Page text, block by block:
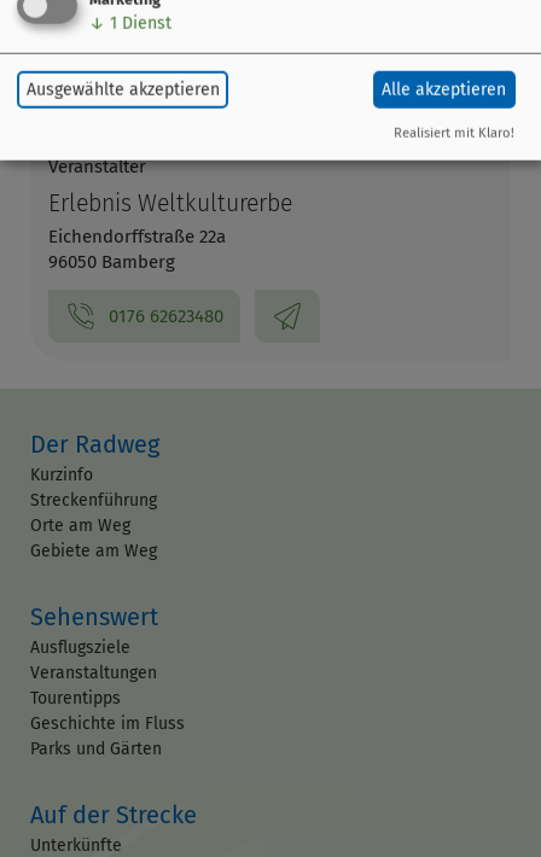
Veranstaltung ohne festen Ort
Bamberg
Veranstalter
Erlebnis Weltkulturerbe
Eichendorffstraße 22a
96050 Bamberg
0176 62623480
Der Radweg
Kurzinfo
Streckenführung
Orte am Weg
Gebiete am Weg
Sehenswert
Ausflugsziele
Veranstaltungen
Tourentipps
Geschichte im Fluss
Parks und Gärten
Auf der Strecke
Unterkünfte
↓ 1 Dienst
Ausgewählte akzeptieren Alle akzeptieren
Realisiert mit Klaro!